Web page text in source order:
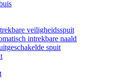
veiligheidsspuit
intrekbare naald
spuit